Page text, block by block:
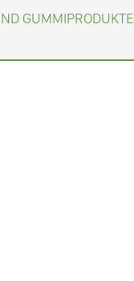
GUMMIPRODUKTE